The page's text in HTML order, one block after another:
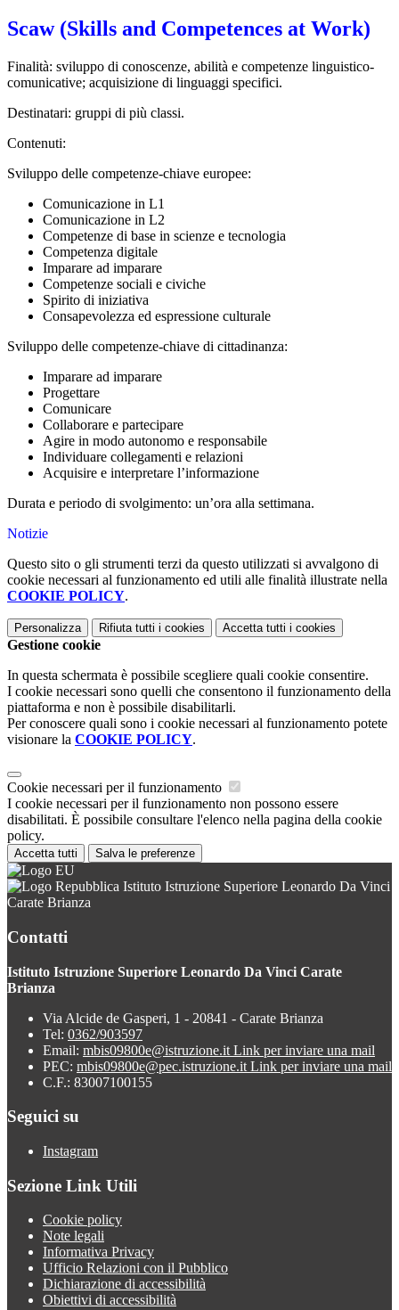
Scaw (Skills and Competences at Work)
Finalità: sviluppo di conoscenze, abilità e competenze linguistico-
comunicative; acquisizione di linguaggi specifici.
Destinatari: gruppi di più classi.
Contenuti:
Sviluppo delle competenze-chiave europee:
Comunicazione in L1
Comunicazione in L2
Competenze di base in scienze e tecnologia
Competenza digitale
Imparare ad imparare
Competenze sociali e civiche
Spirito di iniziativa
Consapevolezza ed espressione culturale
Sviluppo delle competenze-chiave di cittadinanza:
Imparare ad imparare
Progettare
Comunicare
Collaborare e partecipare
Agire in modo autonomo e responsabile
Individuare collegamenti e relazioni
Acquisire e interpretare l’informazione
Durata e periodo di svolgimento: un’ora alla settimana.
Notizie
Questo sito o gli strumenti terzi da questo utilizzati si avvalgono di
cookie necessari al funzionamento ed utili alle finalità illustrate nella
COOKIE POLICY.
Personalizza Rifiuta tutti i cookies Accetta tutti i cookies
Gestione cookie
In questa schermata è possibile scegliere quali cookie consentire.
I cookie necessari sono quelli che consentono il funzionamento della
piattaforma e non è possibile disabilitarli.
Per conoscere quali sono i cookie necessari al funzionamento potete
visionare la COOKIE POLICY.
Cookie necessari per il funzionamento
I cookie necessari per il funzionamento non possono essere
disabilitati. È possibile consultare l'elenco nella pagina della cookie
policy.
Accetta tutti Salva le preferenze
Istituto Istruzione Superiore Leonardo Da Vinci
Carate Brianza
Contatti
Istituto Istruzione Superiore Leonardo Da Vinci Carate
Brianza
Via Alcide de Gasperi, 1 - 20841 - Carate Brianza
Tel: 0362/903597
Email: mbis09800e@istruzione.it Link per inviare una mail
PEC: mbis09800e@pec.istruzione.it Link per inviare una mail
C.F.: 83007100155
Seguici su
Instagram
Sezione Link Utili
Cookie policy
Note legali
Informativa Privacy
Ufficio Relazioni con il Pubblico
Dichiarazione di accessibilità
Obiettivi di accessibilità